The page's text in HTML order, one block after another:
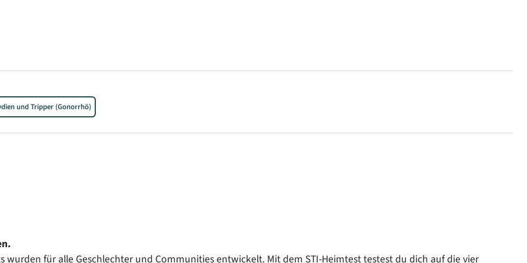
und Tripper (Gonorrhö)
wurden für alle Geschlechter und Communities entwickelt. Mit dem STI-Heimtest testest du dich auf die vier